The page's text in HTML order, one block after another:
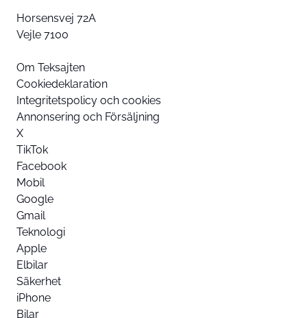
Horsensvej 72A
Vejle 7100
Om Teksajten
Cookiedeklaration
Integritetspolicy och cookies
Annonsering och Försäljning
X
TikTok
Facebook
Mobil
Google
Gmail
Teknologi
Apple
Elbilar
Säkerhet
iPhone
Bilar